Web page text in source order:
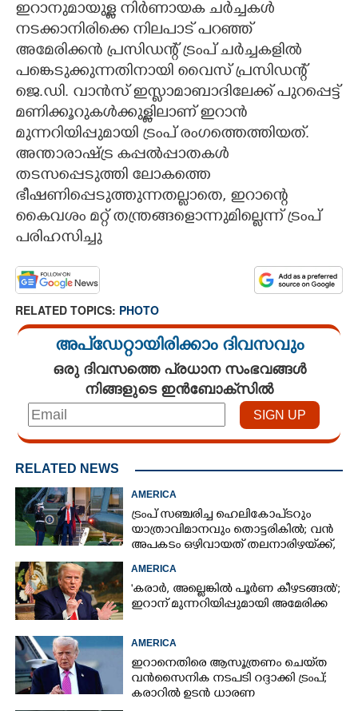
LITERATURE
CONTACT US
ഇറാനുമായുള്ള നിർണായക ചർച്ചകൾ
നടക്കാനിരിക്കെ നിലപാട് പറഞ്ഞ്
അമേരിക്കൻ പ്രസിഡന്റ് ട്രംപ് ചർച്ചകളിൽ
പങ്കെടുക്കുന്നതിനായി വൈസ് പ്രസിഡന്റ്
ജെ.ഡി. വാൻസ് ഇസ്ലാമാബാദിലേക്ക് പുറപ്പെട്ട്
മണിക്കൂറുകൾക്കുള്ളിലാണ് ഇറാൻ
മുന്നറിയിപ്പുമായി ട്രംപ് രംഗത്തെത്തിയത്.
അന്താരാഷ്ട്ര കപ്പൽപ്പാതകൾ
തടസപ്പെടുത്തി ലോകത്തെ
ഭീഷണിപ്പെടുത്തുന്നതല്ലാതെ, ഇറാന്റെ
കൈവശം മറ്റ് തന്ത്രങ്ങളൊന്നുമില്ലെന്ന് ട്രംപ്
പരിഹസിച്ചു
RELATED TOPICS: PHOTO
അപ്ഡേറ്റായിരിക്കാം ദിവസവും
ഒരു ദിവസത്തെ പ്രധാന സംഭവങ്ങൾ
നിങ്ങളുടെ ഇൻബോക്സിൽ
RELATED NEWS
AMERICA
ട്രംപ് സഞ്ചരിച്ച ഹെലികോപ്‌ടറും
യാത്രാവിമാനവും തൊട്ടരികിൽ; വൻ
അപകടം ഒഴിവായത് തലനാരിഴയ്‌ക്ക്,
അന്വേഷണം
AMERICA
'കരാർ, അല്ലെങ്കിൽ പൂർണ കീഴടങ്ങൽ';
ഇറാന് മുന്നറിയിപ്പുമായി അമേരിക്ക
AMERICA
ഇറാനെതിരെ ആസൂത്രണം ചെയ്‌ത
വൻസൈനിക നടപടി റദ്ദാക്കി ട്രംപ്;
കരാറിൽ ഉടൻ ധാരണ